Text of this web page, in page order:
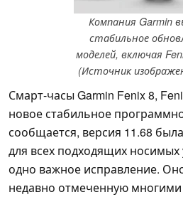
Компания Garmin
стабильное
моделей, включая
(Источник
Смарт-часы Garmin Fenix 8,
новое стабильное
сообщается, версия 11.68
для всех подходящих носимых
одно важное исправление.
недавно отмеченную многими